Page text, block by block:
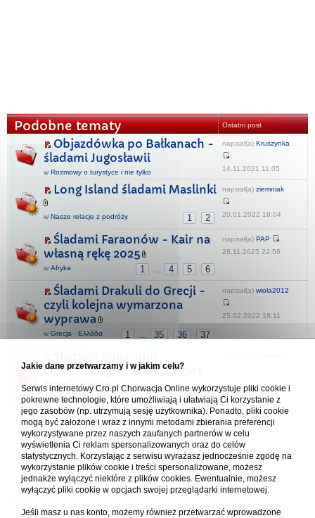
Podobne tematy Ostatni post
Objazdówka po Bałkanach -
śladami Jugosławii
w Rozmowy o turystyce i nie tylko
napisał(a) Kruszynka
14.11.2021 11:05
Long Island śladami Maslinki
1 2
w Nasze relacje z podróży
napisał(a) ziemniak
20.01.2022 18:04
Śladami Faraonów - Kair na
własną rękę 2025
1 4 5 6
w Afryka
napisał(a) PAP
28.11.2025 22:56
Śladami Drakuli do Grecji -
czyli kolejna wymarzona
wyprawa
1 35 36 37
w Grecja - Ελλάδα
napisał(a) wiola2012
25.02.2022 18:11
Osmańskiego - Stambuł city
break 2024
1 ... 5 6 7
wTurcja - Türkiye
Forum Chorwacja Online - Cro.pl
Usuń ciasteczka• Strefa czasowa: UTC + 1 (Polska - czas zimowy) [ DST
Jakie dane przetwarzamy i w jakim celu?
Serwis internetowy Cro.pl Chorwacja Online wykorzystuje pliki cookie i
pokrewne technologie, które umożliwiają i ułatwiają Ci korzystanie z
jego zasobów (np. utrzymują sesję użytkownika). Ponadto, pliki cookie
mogą być założone i wraz z innymi metodami zbierania preferencji
wykorzystywane przez naszych zaufanych partnerów w celu
wyświetlenia Ci reklam spersonalizowanych oraz do celów
statystycznych. Korzystając z serwisu wyrażasz jednocześnie zgodę na
wykorzystanie plików cookie i treści spersonalizowane, możesz
jednakże wyłączyć niektóre z plików cookies. Ewentualnie, możesz
wyłączyć pliki cookie w opcjach swojej przeglądarki internetowej.
Jeśli masz u nas konto, możemy również przetwarzać wprowadzone